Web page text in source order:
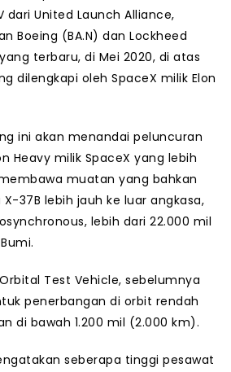
dari United Launch Alliance,
Boeing (BA.N) dan Lockheed
terbaru, di Mei 2020, di atas
dilengkapi oleh SpaceX milik Elon
ini akan menandai peluncuran
Heavy milik SpaceX yang lebih
muatan yang bahkan
37B lebih jauh ke luar angkasa,
lebih dari 22.000 mil
Test Vehicle, sebelumnya
penerbangan di orbit rendah
di bawah 1.200 mil (2.000 km).
seberapa tinggi pesawat